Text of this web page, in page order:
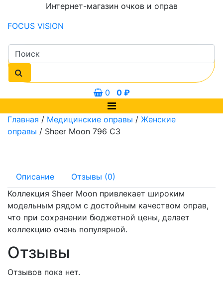
Интернет-магазин очков и оправ
FOCUS VISION
0 0 ₽
Главная / Медицинские оправы / Женские
оправы / Sheer Moon 796 C3
Описание
Отзывы (0)
Коллекция Sheer Moon привлекает широким
модельным рядом с достойным качеством оправ,
что при сохранении бюджетной цены, делает
коллекцию очень популярной.
Отзывы
Отзывов пока нет.